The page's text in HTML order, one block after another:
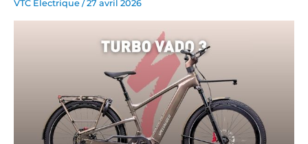
VTC Electrique /27 avril 2026
:
l’équilibre